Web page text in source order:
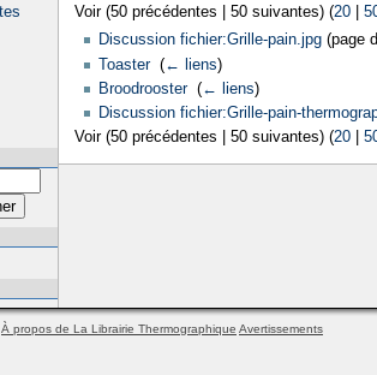
Voir (50 précédentes | 50 suivantes) (20
Discussion fichier:Grille-pain.jpg(page
Toaster‎ (← liens)
Broodrooster‎ (← liens)
Discussion fichier:Grille-pain-
Voir (50 précédentes | 50 suivantes) (20
À propos de La Librairie Thermographique Avertissements